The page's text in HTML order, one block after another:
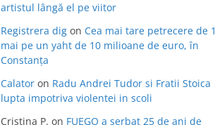
artistul lângă el pe viitor
Registrera dig on Cea mai tare petrecere de 1
mai pe un yaht de 10 milioane de euro, în
Constanța
Calator on Radu Andrei Tudor si Fratii Stoica
lupta impotriva violentei in scoli
Cristina P. on FUEGO a serbat 25 de ani de